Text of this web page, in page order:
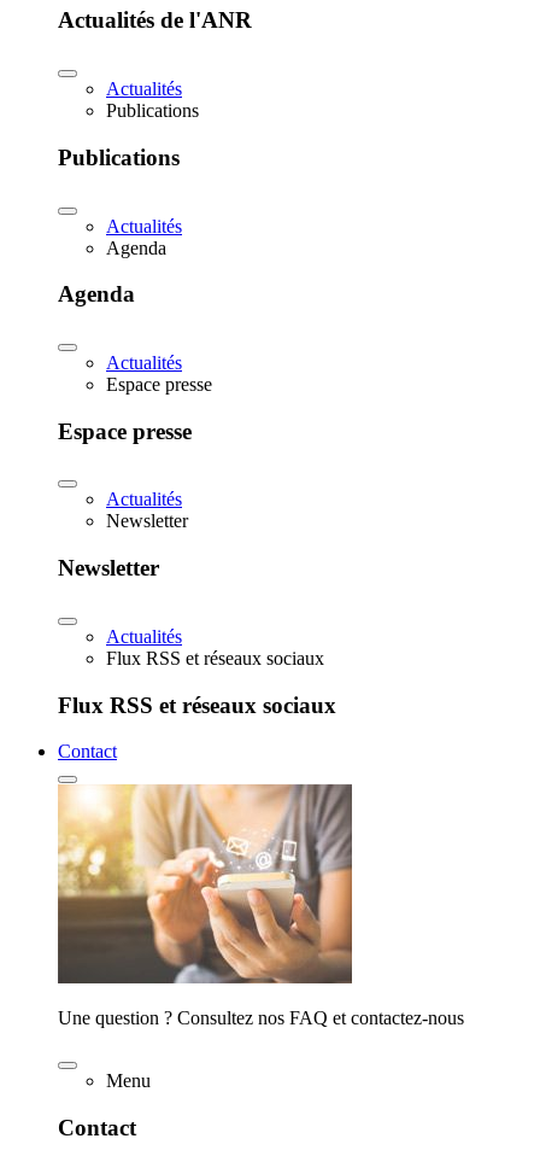
Actualités de l'ANR
Actualités
Publications
Publications
Actualités
Agenda
Agenda
Actualités
Espace presse
Espace presse
Actualités
Newsletter
Newsletter
Actualités
Flux RSS et réseaux sociaux
Flux RSS et réseaux sociaux
Contact
Une question ? Consultez nos FAQ et contactez-nous
Menu
Contact